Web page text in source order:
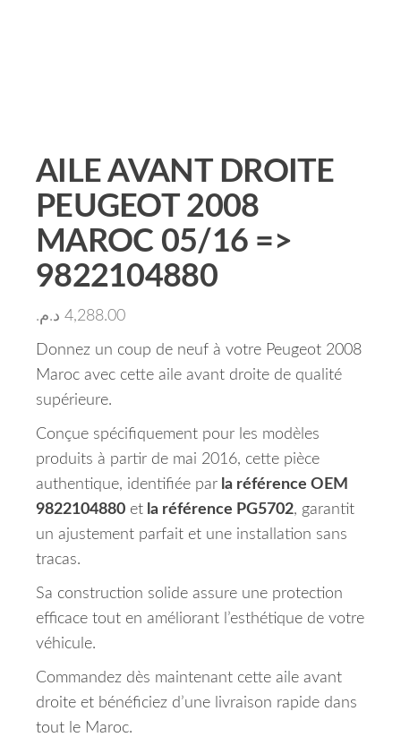
AILE AVANT DROITE
PEUGEOT 2008
MAROC 05/16 =>
9822104880
4,288.00 د.م.
Donnez un coup de neuf à votre Peugeot 2008
Maroc avec cette aile avant droite de qualité
supérieure.
Conçue spécifiquement pour les modèles
produits à partir de mai 2016, cette pièce
authentique, identifiée par la référence OEM
9822104880 et la référence PG5702, garantit
un ajustement parfait et une installation sans
tracas.
Sa construction solide assure une protection
efficace tout en améliorant l’esthétique de votre
véhicule.
Commandez dès maintenant cette aile avant
droite et bénéficiez d’une livraison rapide dans
tout le Maroc.